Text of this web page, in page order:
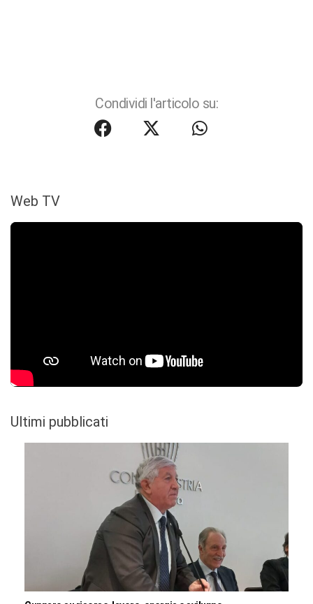
Condividi l'articolo su:
Web TV
Ultimi pubblicati